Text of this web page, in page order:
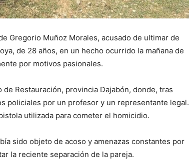
Gregorio Muñoz Morales, acusado de ultimar de
de 28 años, en un hecho ocurrido la mañana de
por motivos pasionales.
Restauración, provincia Dajabón, donde, tras
policiales por un profesor y un representante legal.
utilizada para cometer el homicidio.
sido objeto de acoso y amenazas constantes por
la reciente separación de la pareja.